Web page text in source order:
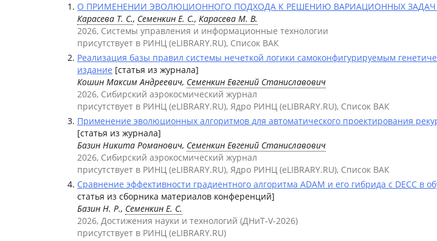
О ПРИМЕНЕНИИ ЭВОЛЮЦИОННОГО ПОДХОДА К РЕШЕНИЮ ВАРИАЦИОННЫХ ЗАДАЧ :
Карасева Т. С., Семенкин Е. С., Карасева М. В.
2026, Системы управления и информационные технологии
присутствует в РИНЦ (eLIBRARY.RU), Список ВАК
Реализация базы правил системы нечеткой логики самоконфигурируемым
издание [статья из журнала]
Кошин Максим Андреевич, Семенкин Евгений Станиславович
2026, Сибирский аэрокосмический журнал
присутствует в РИНЦ (eLIBRARY.RU), Ядро РИНЦ (eLIBRARY.RU), Список ВАК
Применение эволюционных алгоритмов для автоматического проектирования
[статья из журнала]
Базин Никита Романович, Семенкин Евгений Станиславович
2026, Сибирский аэрокосмический журнал
присутствует в РИНЦ (eLIBRARY.RU), Ядро РИНЦ (eLIBRARY.RU), Список ВАК
Сравнение эффективности градиентного алгоритма ADAM и его гибрида с DECC в
статья из сборника материалов конференций]
Базин Н. Р., Семенкин Е. С.
2026, Достижения науки и технологий (ДНиТ-V-2026)
присутствует в РИНЦ (eLIBRARY.RU)